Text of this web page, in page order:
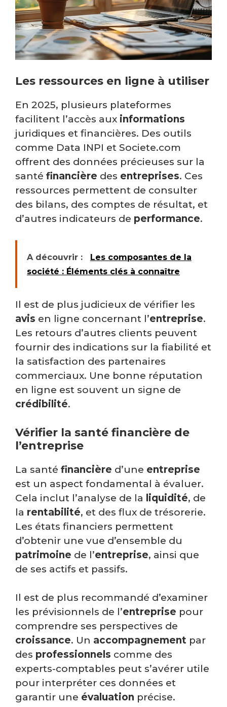
Les ressources en ligne à utiliser
En 2025, plusieurs plateformes
facilitent l’accès aux informations
juridiques et financières. Des outils
comme Data INPI et Societe.com
offrent des données précieuses sur la
santé financière des entreprises. Ces
ressources permettent de consulter
des bilans, des comptes de résultat, et
d’autres indicateurs de performance.
A découvrir :
Les composantes de la
société : Éléments clés à connaître
Il est de plus judicieux de vérifier les
avis en ligne concernant l’entreprise.
Les retours d’autres clients peuvent
fournir des indications sur la fiabilité et
la satisfaction des partenaires
commerciaux. Une bonne réputation
en ligne est souvent un signe de
crédibilité.
Vérifier la santé financière de
l’entreprise
La santé financière d’une entreprise
est un aspect fondamental à évaluer.
Cela inclut l’analyse de la liquidité, de
la rentabilité, et des flux de trésorerie.
Les états financiers permettent
d’obtenir une vue d’ensemble du
patrimoine de l’entreprise, ainsi que
de ses actifs et passifs.
Il est de plus recommandé d’examiner
les prévisionnels de l’entreprise pour
comprendre ses perspectives de
croissance. Un accompagnement par
des professionnels comme des
experts-comptables peut s’avérer utile
pour interpréter ces données et
garantir une évaluation précise.